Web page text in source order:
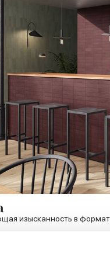
изысканность в